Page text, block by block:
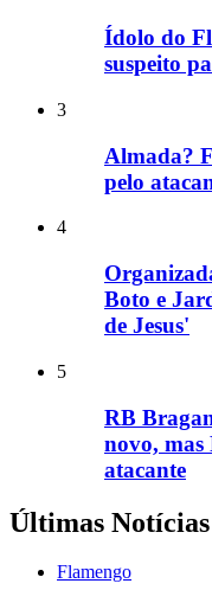
Ídolo do
suspeito
3
Almada?
pelo
4
Boto e
de Jesus'
5
RB
novo, mas
atacante
Últimas Notícias
Flamengo